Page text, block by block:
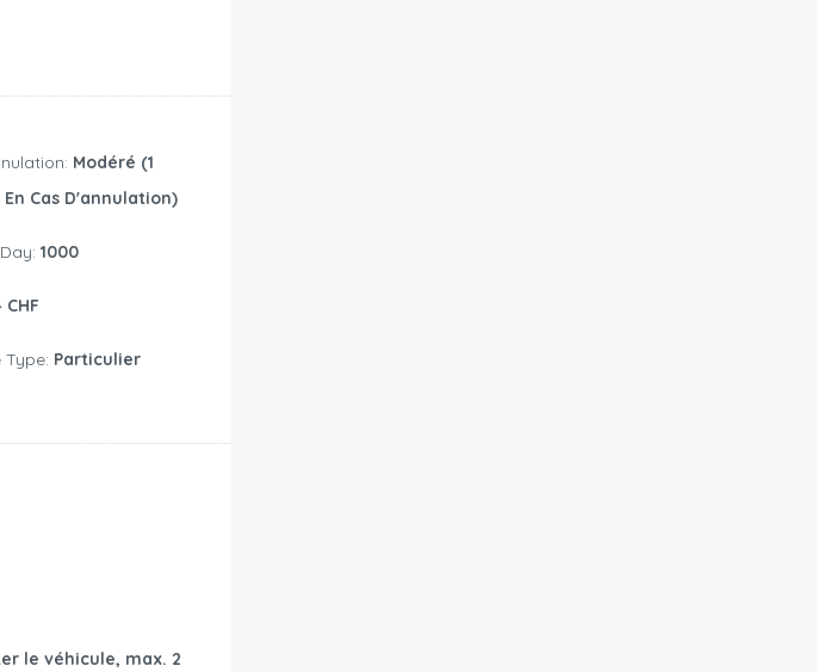
Modéré (1
Cas D'annulation)
1000
CHF
Particulier
le véhicule, max. 2